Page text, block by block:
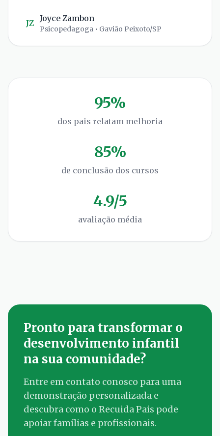
JZ Joyce Zambon
Psicopedagoga • Gavião Peixoto/SP
95%
dos pais relatam melhoria
85%
de conclusão dos cursos
4.9/5
avaliação média
Pronto para transformar o
desenvolvimento infantil
na sua comunidade?
Entre em contato conosco para uma
demonstração personalizada e
descubra como o Recuida Pais pode
apoiar famílias e profissionais.